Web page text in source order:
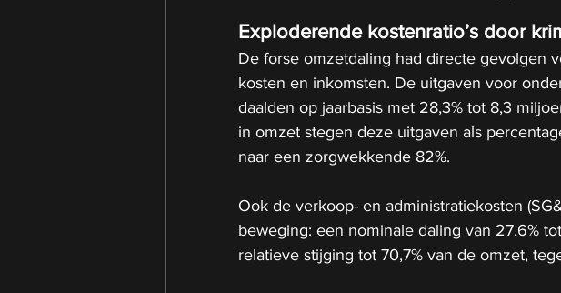
Exploderende kostenratio’s door
De forse omzetdaling had directe gevolgen
kosten en inkomsten. De uitgaven voor
daalden op jaarbasis met 28,3% tot 8,3
in omzet stegen deze uitgaven als
naar een zorgwekkende 82%.
Ook de verkoop- en administratiekosten
beweging: een nominale daling van 27,6%
relatieve stijging tot 70,7% van de omzet,